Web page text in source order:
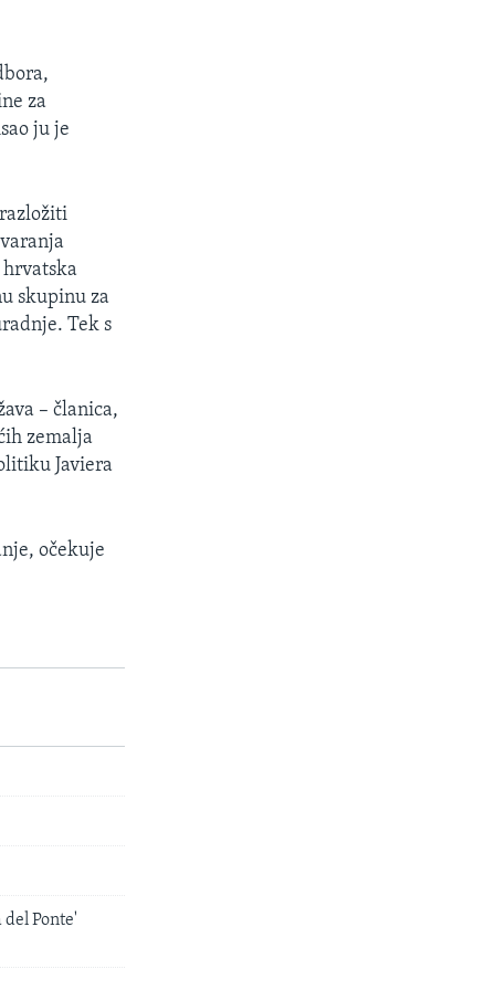
za
ju je
hrvatska
skupinu za
Tek s
– članica,
zemalja
Javiera
očekuje
Ponte'